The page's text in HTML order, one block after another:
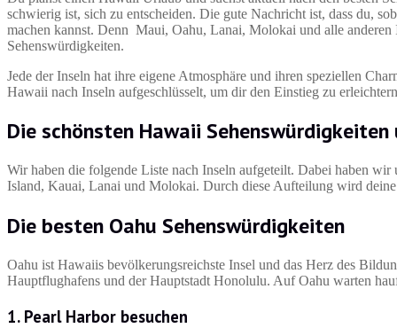
schwierig ist, sich zu entscheiden. Die gute Nachricht ist, dass du,
machen kannst. Denn Maui, Oahu, Lanai, Molokai und alle
Sehenswürdigkeiten.
Jede der Inseln hat ihre eigene Atmosphäre und ihren speziellen
Hawaii nach Inseln aufgeschlüsselt, um dir den Einstieg zu
Die schönsten Hawaii
Wir haben die folgende Liste nach Inseln aufgeteilt. Dabei haben
Island, Kauai, Lanai und Molokai. Durch diese Aufteilung wird
Die besten Oahu Sehenswürdigkeiten
Oahu ist Hawaiis bevölkerungsreichste Insel und das Herz des
Hauptflughafens und der Hauptstadt Honolulu. Auf Oahu warten
1. Pearl Harbor besuchen